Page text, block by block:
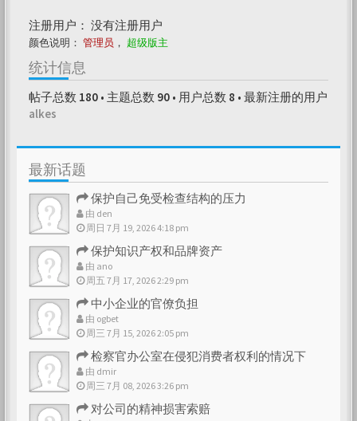
注册用户： 没有注册用户
颜色说明： 管理员 ， 超级版主
统计信息
帖子总数 180 • 主题总数 90 • 用户总数 8 • 最新注册的用户
alkes
最新话题
保护自己免受检查结构的压力
由 den
周日 7月 19, 2026 4:18 pm
保护知识产权和品牌资产
由 ano
周五 7月 17, 2026 2:29 pm
中小企业的官僚负担
由 ogbet
周三 7月 15, 2026 2:05 pm
检察官办公室在侵犯消费者权利的情况下
由 dmir
周三 7月 08, 2026 3:26 pm
对公司的精神损害索赔